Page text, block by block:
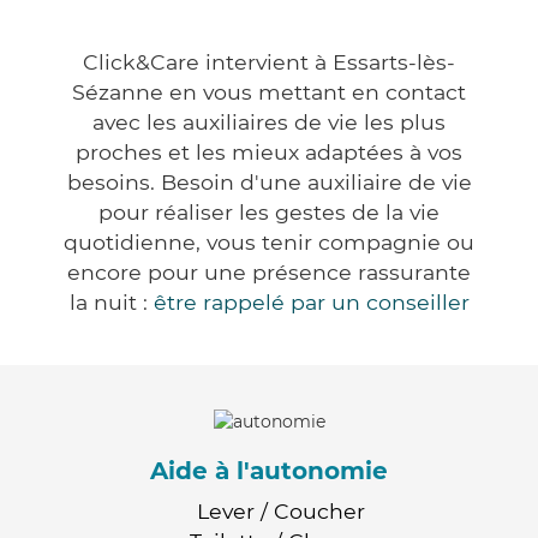
Click&Care intervient à Essarts-lès-
Sézanne en vous mettant en contact
avec les auxiliaires de vie les plus
proches et les mieux adaptées à vos
besoins. Besoin d'une auxiliaire de vie
pour réaliser les gestes de la vie
quotidienne, vous tenir compagnie ou
encore pour une présence rassurante
la nuit : être rappelé par un conseiller
Aide à l'autonomie
Lever / Coucher